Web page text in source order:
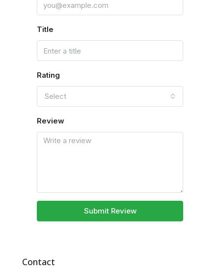
Title
Rating
Select
Review
Submit Review
Contact